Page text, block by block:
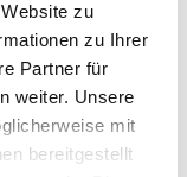
zu
zu Ihrer
Partner für
weiter. Unsere
mit
bereitgestellt